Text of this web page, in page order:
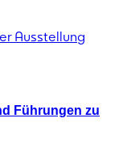
Führungen zu